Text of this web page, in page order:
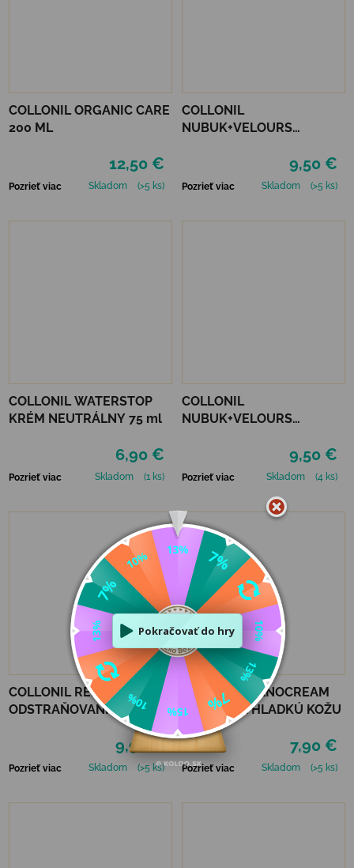
COLLONIL ORGANIC CARE
200 ML
12,50 €
Pozrieť viac Skladom (>5 ks)
COLLONIL
NUBUK+VELOURS
9,50 €
Pozrieť viac Skladom (>5 ks)
COLLONIL WATERSTOP
KRÉM NEUTRÁLNY 75 ml
6,90 €
Pozrieť viac Skladom (1 ks)
COLLONIL
NUBUK+VELOURS
9,50 €
Pozrieť viac Skladom (4 ks)
COLLONIL REINIGER NA
ODSTRAŇOVANIE ŠKVŔN
9,90 €
Pozrieť viac Skladom (>5 ks)
COLLONIL NANOCREAM
50 ML - NA HLADKÚ KOŽU
7,90 €
Pozrieť viac Skladom (>5 ks)